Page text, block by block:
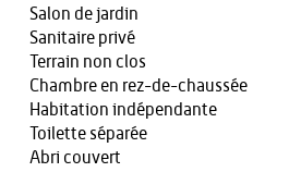
Salon de jardin
Sanitaire privé
Terrain non clos
Chambre en rez-de-chaussée
Habitation indépendante
Toilette séparée
Abri couvert